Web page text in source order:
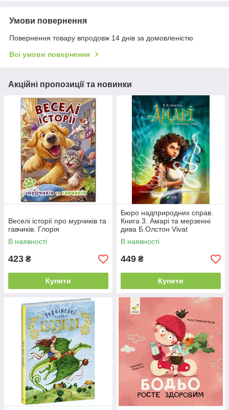
Умови повернення
Повернення товару впродовж 14 днів за домовленістю
Всі умови повернення
Акційні пропозиції та новинки
Веселі історії про мурчиків та
гавчиків. Глорія
В наявності
423 ₴
Купити
Бюро надприродних справ.
Книга 3. Амарі та мерзенні
дива Б.Олстон Vivat
В наявності
449 ₴
Купити